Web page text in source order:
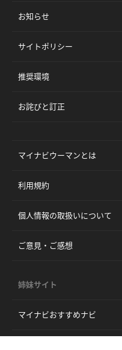
お知らせ
サイトポリシー
推奨環境
お詫びと訂正
マイナビウーマンとは
利用規約
個人情報の取扱いについて
ご意見・ご感想
姉妹サイト
マイナビおすすめナビ